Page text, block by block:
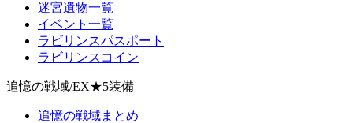
迷宮遺物一覧
イベント一覧
ラビリンスパスポート
ラビリンスコイン
追憶の戦域/EX★5装備
追憶の戦域まとめ